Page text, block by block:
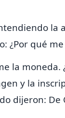
la
¿Por qué
la moneda.
y la
dijeron: De